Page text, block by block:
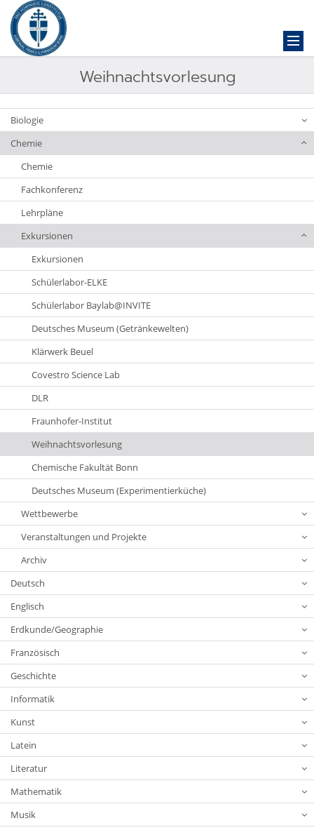
Weihnachtsvorlesung
Biologie
Chemie
Chemie
Fachkonferenz
Lehrpläne
Exkursionen
Exkursionen
Schülerlabor-ELKE
Schülerlabor Baylab@INVITE
Deutsches Museum (Getränkewelten)
Klärwerk Beuel
Covestro Science Lab
DLR
Fraunhofer-Institut
Weihnachtsvorlesung
Chemische Fakultät Bonn
Deutsches Museum (Experimentierküche)
Wettbewerbe
Veranstaltungen und Projekte
Archiv
Deutsch
Englisch
Erdkunde/Geographie
Französisch
Geschichte
Informatik
Kunst
Latein
Literatur
Mathematik
Musik